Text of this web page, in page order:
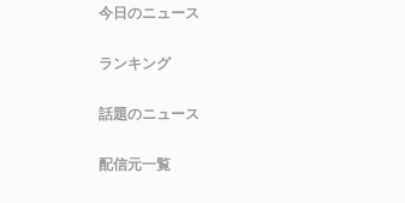
今日のニュース
ランキング
話題のニュース
配信元一覧